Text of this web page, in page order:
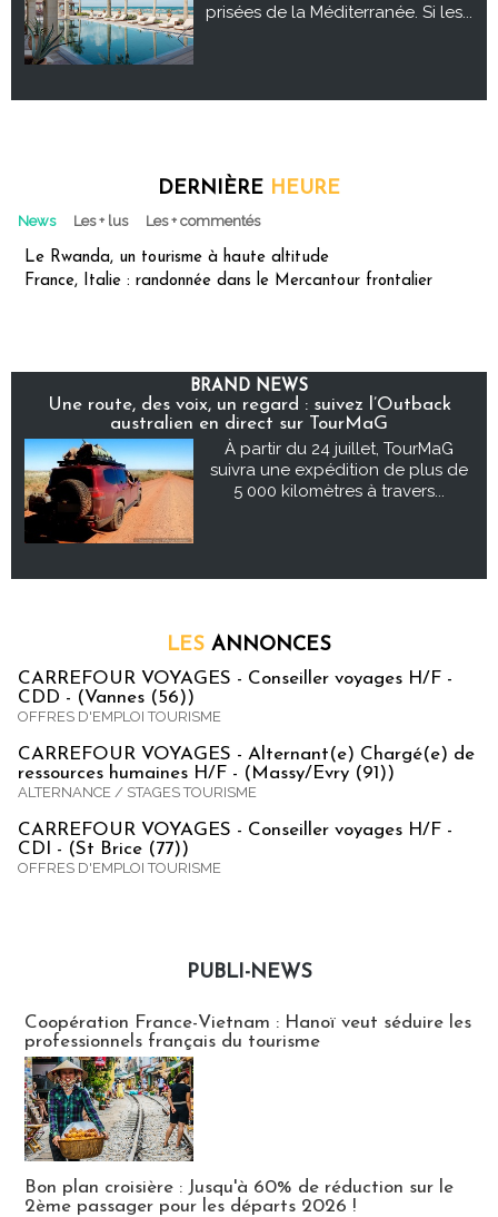
prisées de la Méditerranée. Si les...
DERNIÈRE HEURE
News Les + lus Les + commentés
Le Rwanda, un tourisme à haute altitude
France, Italie : randonnée dans le Mercantour frontalier
BRAND NEWS
Une route, des voix, un regard : suivez l’Outback
australien en direct sur TourMaG
À partir du 24 juillet, TourMaG
suivra une expédition de plus de
5 000 kilomètres à travers...
LES ANNONCES
CARREFOUR VOYAGES - Conseiller voyages H/F -
CDD - (Vannes (56))
OFFRES D'EMPLOI TOURISME
CARREFOUR VOYAGES - Alternant(e) Chargé(e) de
ressources humaines H/F - (Massy/Evry (91))
ALTERNANCE / STAGES TOURISME
CARREFOUR VOYAGES - Conseiller voyages H/F -
CDI - (St Brice (77))
OFFRES D'EMPLOI TOURISME
PUBLI-NEWS
Coopération France-Vietnam : Hanoï veut séduire les
professionnels français du tourisme
Bon plan croisière : Jusqu'à 60% de réduction sur le
2ème passager pour les départs 2026 !